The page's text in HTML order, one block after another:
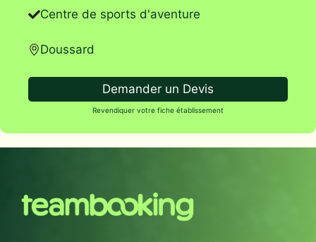
Centre de sports d'aventure
Doussard
Demander un Devis
Revendiquer votre fiche établissement